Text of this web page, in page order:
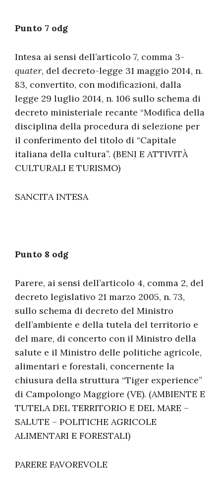
Punto 7 odg
Intesa ai sensi dell’articolo 7, comma 3-
quater, del decreto-legge 31 maggio 2014, n.
83, convertito, con modificazioni, dalla
legge 29 luglio 2014, n. 106 sullo schema di
decreto ministeriale recante “Modifica della
disciplina della procedura di selezione per
il conferimento del titolo di “Capitale
italiana della cultura”. (BENI E ATTIVITÀ
CULTURALI E TURISMO)
SANCITA INTESA
Punto 8 odg
Parere, ai sensi dell’articolo 4, comma 2, del
decreto legislativo 21 marzo 2005, n. 73,
sullo schema di decreto del Ministro
dell’ambiente e della tutela del territorio e
del mare, di concerto con il Ministro della
salute e il Ministro delle politiche agricole,
alimentari e forestali, concernente la
chiusura della struttura “Tiger experience”
di Campolongo Maggiore (VE). (AMBIENTE E
TUTELA DEL TERRITORIO E DEL MARE –
SALUTE – POLITICHE AGRICOLE
ALIMENTARI E FORESTALI)
PARERE FAVOREVOLE